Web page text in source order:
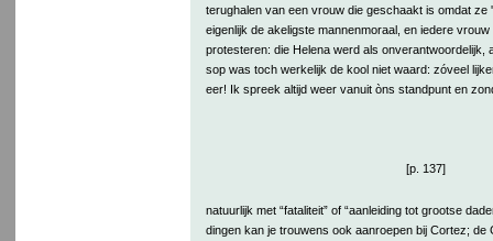
terughalen van een vrouw die geschaakt is omdat ze
eigenlijk de akeligste mannenmoraal, en iedere
protesteren: die Helena werd als onverantwoordelijk,
sop was toch werkelijk de kool niet waard: zóveel
eer! Ik spreek altijd weer vanuit òns standpunt en
[p. 137]
natuurlijk met “fataliteit” of “aanleiding tot grootse
dingen kan je trouwens ook aanroepen bij Cortez; de